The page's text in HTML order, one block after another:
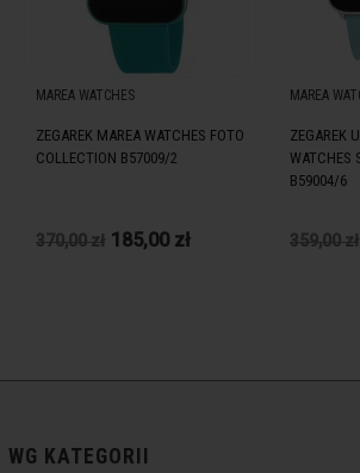
MAREA WATCHES
ZEGAREK MAREA WATCHES FOTO
COLLECTION B57009/2
370,00 zł 185,00 zł
MAREA
ZEGAREK
WATCHES
B59004/6
359,00 zł
WG KATEGORII